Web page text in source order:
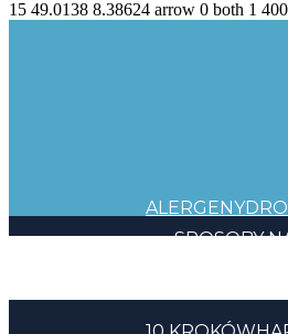
15 49.0138 8.38624 arrow 0 both 1
ALERGENY
SPOSOBY